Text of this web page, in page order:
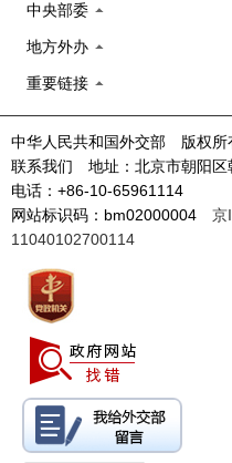
中央部委
地方外办
重要链接
中华人民共和国外交部 版权所
联系我们 地址：北京市朝阳
电话：+86-10-65961114
网站标识码：bm02000004 京
11040102700114